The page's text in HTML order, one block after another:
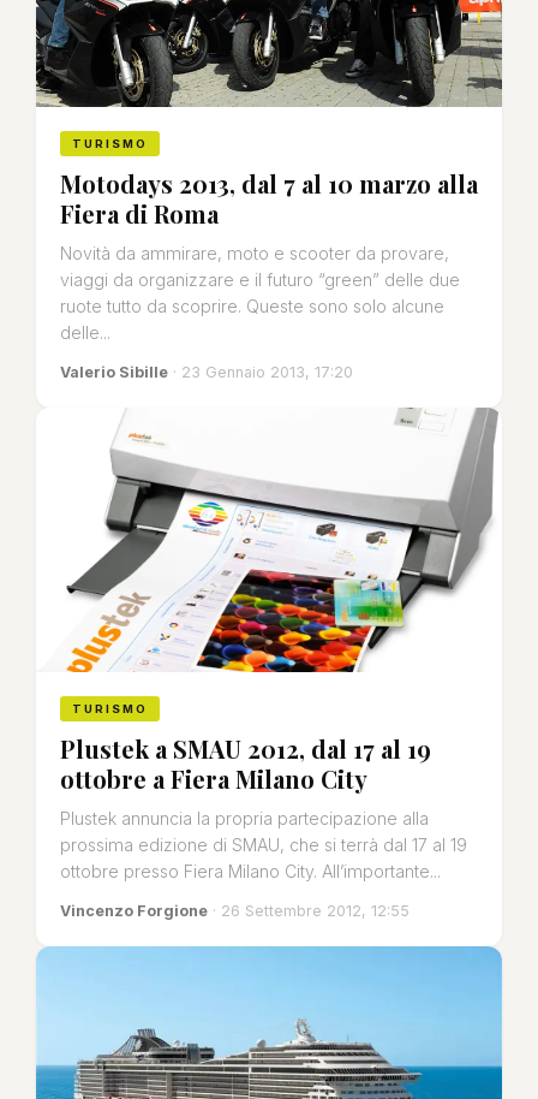
TURISMO
Motodays 2013, dal 7 al 10 marzo alla
Fiera di Roma
Novità da ammirare, moto e scooter da provare,
viaggi da organizzare e il futuro “green” delle due
ruote tutto da scoprire. Queste sono solo alcune
delle...
Valerio Sibille · 23 Gennaio 2013, 17:20
TURISMO
Plustek a SMAU 2012, dal 17 al 19
ottobre a Fiera Milano City
Plustek annuncia la propria partecipazione alla
prossima edizione di SMAU, che si terrà dal 17 al 19
ottobre presso Fiera Milano City. All’importante...
Vincenzo Forgione · 26 Settembre 2012, 12:55